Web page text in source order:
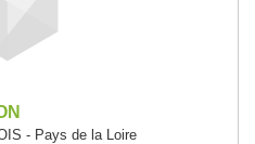
- Pays de la Loire